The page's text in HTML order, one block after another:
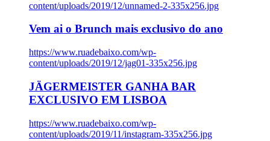
content/uploads/2019/12/unnamed-2-335x256.jpg
Vem ai o Brunch mais exclusivo do ano
https://www.ruadebaixo.com/wp-
content/uploads/2019/12/jag01-335x256.jpg
JÄGERMEISTER GANHA BAR
EXCLUSIVO EM LISBOA
https://www.ruadebaixo.com/wp-
content/uploads/2019/11/instagram-335x256.jpg